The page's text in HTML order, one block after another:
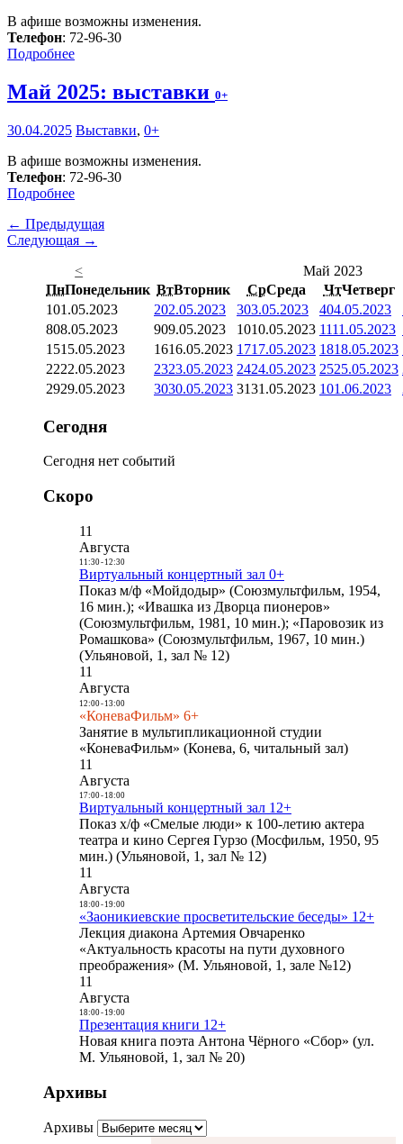
В афише возможны изменения.
Телефон: 72-96-30
Подробнее
Май 2025: выставки 0+
30.04.2025 Выставки, 0+
В афише возможны изменения.
Телефон: 72-96-30
Подробнее
← Предыдущая
Следующая →
<
Май 2023
ПнПонедельник ВтВторник СрСреда ЧтЧетверг
101.05.2023 202.05.2023 303.05.2023 404.05.2023
808.05.2023 909.05.2023 1010.05.2023 1111.05.2023
1515.05.2023 1616.05.2023 1717.05.2023 1818.05.2023
2222.05.2023 2323.05.2023 2424.05.2023 2525.05.2023
2929.05.2023 3030.05.2023 3131.05.2023 101.06.2023
Сегодня
Сегодня нет событий
Скоро
11
Августа
11:30- 12:30
Виртуальный концертный зал 0+
Показ м/ф «Мойдодыр» (Союзмультфильм, 1954,
16 мин.); «Ивашка из Дворца пионеров»
(Союзмультфильм, 1981, 10 мин.); «Паровозик из
Ромашкова» (Союзмультфильм, 1967, 10 мин.)
(Ульяновой, 1, зал № 12)
11
Августа
12:00- 13:00
«КоневаФильм» 6+
Занятие в мультипликационной студии
«КоневаФильм» (Конева, 6, читальный зал)
11
Августа
17:00- 18:00
Виртуальный концертный зал 12+
Показ х/ф «Смелые люди» к 100-летию актера
театра и кино Сергея Гурзо (Мосфильм, 1950, 95
мин.) (Ульяновой, 1, зал № 12)
11
Августа
18:00- 19:00
«Заоникиевские просветительские беседы» 12+
Лекция диакона Артемия Овчаренко
«Актуальность красоты на пути духовного
преображения» (М. Ульяновой, 1, зале №12)
11
Августа
18:00- 19:00
Презентация книги 12+
Новая книга поэта Антона Чёрного «Сбор» (ул.
М. Ульяновой, 1, зал № 20)
Архивы
Архивы